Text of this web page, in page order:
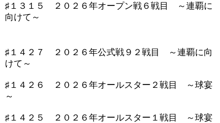
♯１３１５ ２０２６年オープン戦６戦目 ～連覇に
向けて～
♯１４２７ ２０２６年公式戦９２戦目 ～連覇に向
けて～
♯１４２６ ２０２６年オールスター２戦目 ～球宴
～
♯１４２５ ２０２６年オールスター１戦目 ～球宴